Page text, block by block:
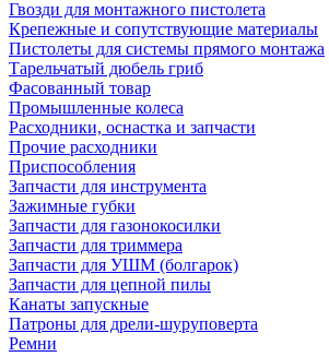
Гвозди для монтажного пистолета
Крепежные и сопутствующие материалы
Пистолеты для системы прямого монтажа
Тарельчатый дюбель гриб
Фасованный товар
Промышленные колеса
Расходники, оснастка и запчасти
Прочие расходники
Приспособления
Запчасти для инструмента
Зажимные губки
Запчасти для газонокосилки
Запчасти для триммера
Запчасти для УШМ (болгарок)
Запчасти для цепной пилы
Канаты запускные
Патроны для дрели-шуруповерта
Ремни